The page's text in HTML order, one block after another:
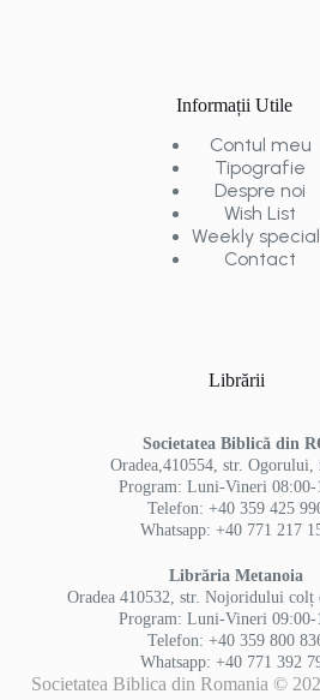
Informații Utile
Contul meu
Tipografie
Despre noi
Wish List
Weekly
Contact
Librării
Societatea Biblică din
Oradea,410554, str. Ogorului,
Program: Luni-Vineri 08:00-
Telefon: +40 359 425
Whatsapp: +40 771 217
Librăria Metanoia
Oradea 410532, str. Nojoridului
Program: Luni-Vineri 09:00-
Telefon: +40 359 800
Whatsapp: +40 771 392
Societatea Biblica din Romania ©